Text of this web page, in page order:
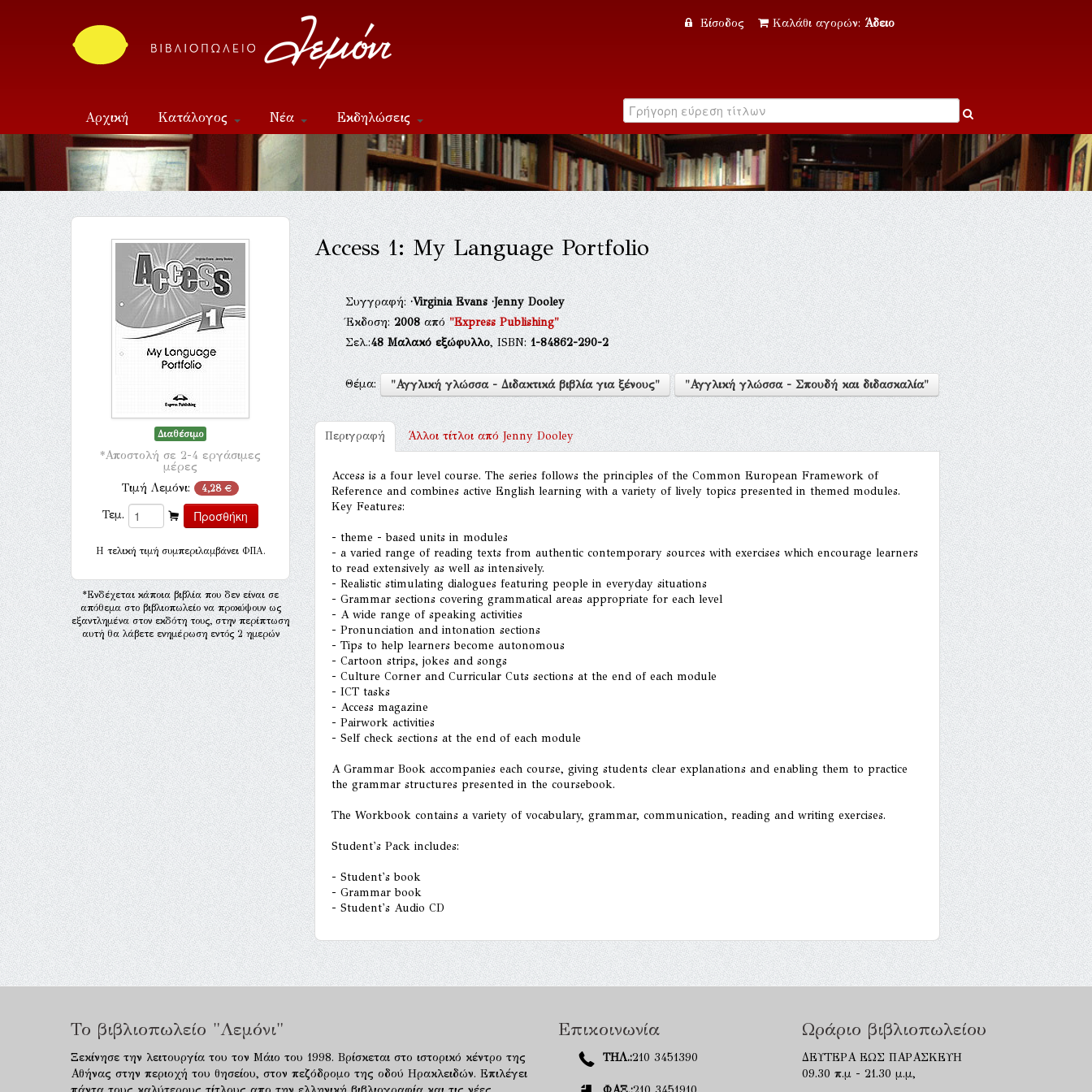
Είσοδος Καλάθι αγορών: Άδειο
Αρχική Κατάλογος Νέα Εκδηλώσεις
Επικοινωνία
Διαθέσιμο
*Αποστολή σε 2-4 εργάσιμες
μέρες
Τιμή Λεμόνι: 4,28 €
Τεμ.
H τελική τιμή συμπεριλαμβάνει ΦΠΑ.
*Ενδέχεται κάποια βιβλία που δεν είναι σε
απόθεμα στο βιβλιοπωλείο να προκύψουν ως
εξαντλημένα στον εκδότη τους, στην περίπτωση
αυτή θα λάβετε ενημέρωση εντός 2 ημερών
Access 1: My Language Portfolio
Συγγραφή:·Virginia Evans·Jenny Dooley
Έκδοση:2008από"Express Publishing"
Σελ.:48 Μαλακό εξώφυλλο, ISBN:1-84862-290-2
Θέμα: "Αγγλική γλώσσα - Διδακτικά βιβλία για ξένους" "Αγγλική γλώσσα - Σπουδή και διδασκαλία"
Περιγραφή Άλλοι τίτλοι απόJenny Dooley
Access is a four level course. The series follows the principles of the Common European Framework of
Reference and combines active English learning with a variety of lively topics presented in themed modules.
Key Features:
- theme - based units in modules
- a varied range of reading texts from authentic contemporary sources with exercises which encourage learners
to read extensively as well as intensively.
- Realistic stimulating dialogues featuring people in everyday situations
- Grammar sections covering grammatical areas appropriate for each level
- A wide range of speaking activities
- Pronunciation and intonation sections
- Tips to help learners become autonomous
- Cartoon strips, jokes and songs
- Culture Corner and Curricular Cuts sections at the end of each module
- ICT tasks
- Access magazine
- Pairwork activities
- Self check sections at the end of each module
A Grammar Book accompanies each course, giving students clear explanations and enabling them to practice
the grammar structures presented in the coursebook.
The Workbook contains a variety of vocabulary, grammar, communication, reading and writing exercises.
Student's Pack includes:
- Student's book
- Grammar book
- Student's Audio CD
Το βιβλιοπωλείο "Λεμόνι"
Ξεκίνησε την λειτουργία του τον Μάιο του 1998. Βρίσκεται στο ιστορικό κέντρο της
Αθήνας στην περιοχή του θησείου, στον πεζόδρομο της οδού Ηρακλειδών. Επιλέγει
Επικοινωνία
ΤΗΛ.:210 3451390
Ωράριο βιβλιοπωλείου
ΔΕΥΤΕΡΑ ΕΩΣ ΠΑΡΑΣΚΕΥΗ
09.30 π.μ - 21.30 μ.μ,